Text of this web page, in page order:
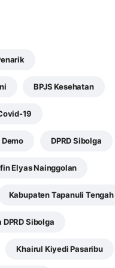
BPJS Kesehatan
19
Demo DPRD Sibolga
Elyas Nainggolan
Kabupaten Tapanuli Tengah
DPRD Sibolga
Khairul Kiyedi Pasaribu